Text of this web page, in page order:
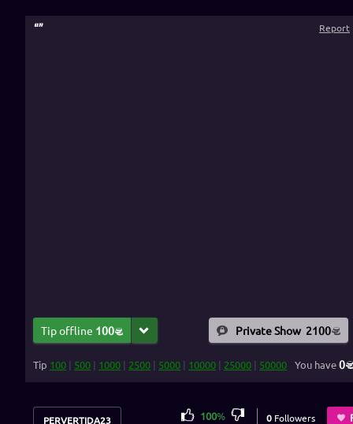
“” Report
Tip offline 100 Private Show 2100
Tip 100 | 500 | 1000 | 2500 | 5000 | 10000 | 25000 | 50000 You have0
PERVERTIDA23 100% 0 Followers